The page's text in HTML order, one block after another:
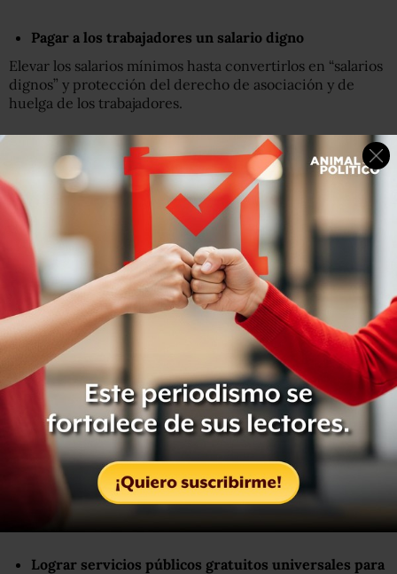
Pagar a los trabajadores un salario digno
Elevar los salarios mínimos hasta convertirlos en “salarios
dignos” y protección del derecho de asociación y de
huelga de los trabajadores.
Distribuir la carga fiscal de forma justa y equitativa
Trasladar la carga tributaria del trabajo y el consumo al
patrimonio, el capital y las rentas derivados de dichos
bienes; transparencia sobre los incentivos fiscales;
aplicar impuestos nacionales sobre el capital y explorar la
posibilidad de un impuesto mundial sobre la riqueza.
Subsanar los vacíos legales en la fiscalidad
internacional y las deficiencias en su gobernanza
Creación de un nuevo organismo mundial de
gobernanza para cuestiones fiscales; elaboración de
informes públicos esglosados por país; registros públicos
de los beneficiarios reales; intercambio multilateral y
automático de información fiscal, también con los países
en desarrollo que no puedan proporcionar esa
información; acabar con el uso de paraísos fiscales, a
través de una lista negra y de sanciones; hacer que las
empresas tributen en función de su actividad económica
Lograr servicios públicos gratuitos universales para